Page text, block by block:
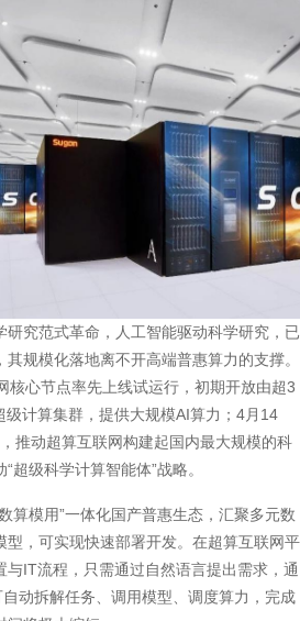
研究范式革命，人工智能驱动科学研究，已
规模化落地离不开高端普惠算力的支撑。
核心节点率先上线试运行，初期开放由超3
计算集群，提供大规模AI算力；4月14
推动超算互联网构建起国内最大规模的科
超级科学计算智能体”战略。
算模用”一体化国产普惠生态，汇聚多元数
型，可实现快速部署开发。在超算互联网平
与IT流程，只需通过自然语言提出需求，通
动拆解任务、调用模型、调度算力，完成